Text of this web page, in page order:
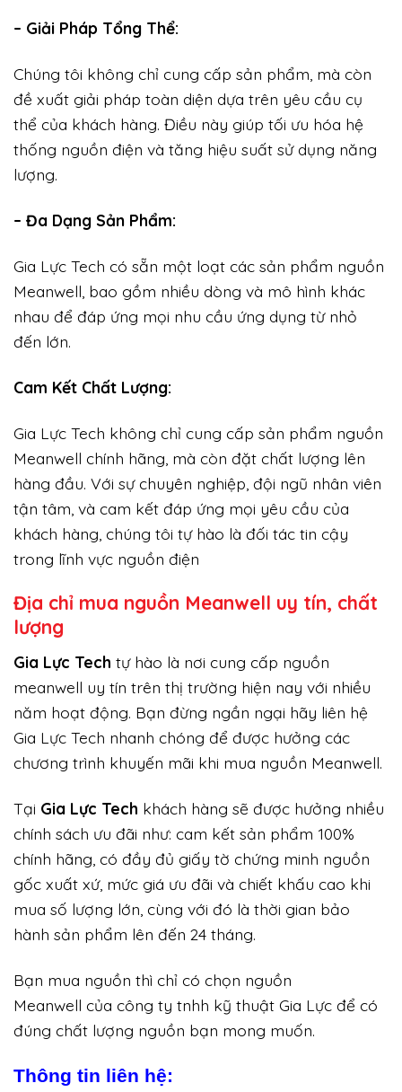
– Giải Pháp Tổng Thể:
Chúng tôi không chỉ cung cấp sản phẩm, mà còn
đề xuất giải pháp toàn diện dựa trên yêu cầu cụ
thể của khách hàng. Điều này giúp tối ưu hóa hệ
thống nguồn điện và tăng hiệu suất sử dụng năng
lượng.
– Đa Dạng Sản Phẩm:
Gia Lực Tech có sẵn một loạt các sản phẩm nguồn
Meanwell, bao gồm nhiều dòng và mô hình khác
nhau để đáp ứng mọi nhu cầu ứng dụng từ nhỏ
đến lớn.
Cam Kết Chất Lượng:
Gia Lực Tech không chỉ cung cấp sản phẩm nguồn
Meanwell chính hãng, mà còn đặt chất lượng lên
hàng đầu. Với sự chuyên nghiệp, đội ngũ nhân viên
tận tâm, và cam kết đáp ứng mọi yêu cầu của
khách hàng, chúng tôi tự hào là đối tác tin cậy
trong lĩnh vực nguồn điện
Địa chỉ mua nguồn Meanwell uy tín, chất
lượng
Gia Lực Tech tự hào là nơi cung cấp nguồn
meanwell uy tín trên thị trường hiện nay với nhiều
năm hoạt động. Bạn đừng ngần ngại hãy liên hệ
Gia Lực Tech nhanh chóng để được hưởng các
chương trình khuyến mãi khi mua nguồn Meanwell.
Tại Gia Lực Tech khách hàng sẽ được hưởng nhiều
chính sách ưu đãi như: cam kết sản phẩm 100%
chính hãng, có đầy đủ giấy tờ chứng minh nguồn
gốc xuất xứ, mức giá ưu đãi và chiết khấu cao khi
mua số lượng lớn, cùng với đó là thời gian bảo
hành sản phẩm lên đến 24 tháng.
Bạn mua nguồn thì chỉ có chọn nguồn
Meanwell của công ty tnhh kỹ thuật Gia Lực để có
đúng chất lượng nguồn bạn mong muốn.
Thông tin liên hệ: